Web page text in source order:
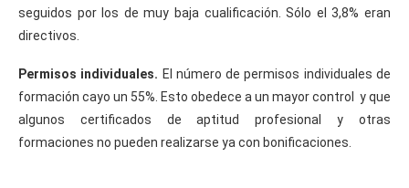
seguidos por los de muy baja cualificación. Sólo el 3,8% eran
directivos.
Permisos individuales. El número de permisos individuales de
formación cayo un 55%. Esto obedece a un mayor control y que
algunos certificados de aptitud profesional y otras
formaciones no pueden realizarse ya con bonificaciones.